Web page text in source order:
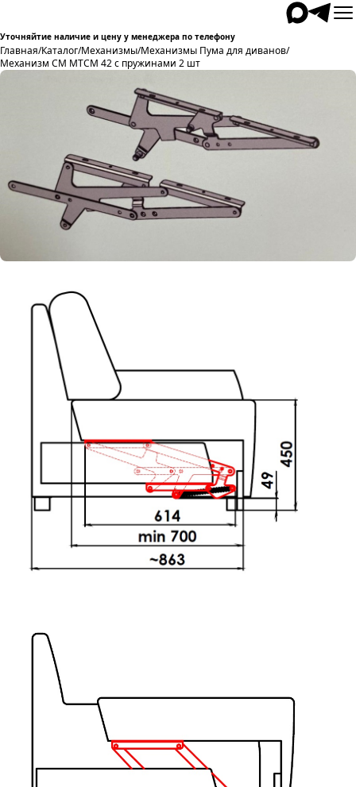
Уточняйтие наличие и цену у менеджера по телефону
Главная/Каталог/Механизмы/Механизмы Пума для диванов/
Механизм СМ МТСМ 42 с пружинами 2 шт